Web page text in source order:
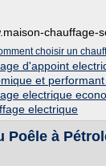
chauffage-
choisir un
d'appoint
et
electrique
electrique
Poêle à